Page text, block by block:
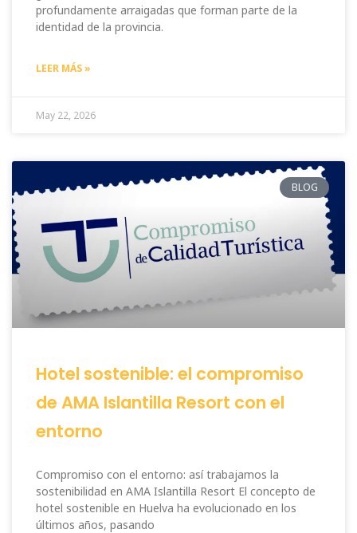
profundamente arraigadas que forman parte de la
identidad de la provincia.
LEER MÁS »
May 22, 2026
BLOG
Hotel sostenible: el compromiso
de AMA Islantilla Resort con el
entorno
Compromiso con el entorno: así trabajamos la
sostenibilidad en AMA Islantilla Resort El concepto de
hotel sostenible en Huelva ha evolucionado en los
últimos años, pasando